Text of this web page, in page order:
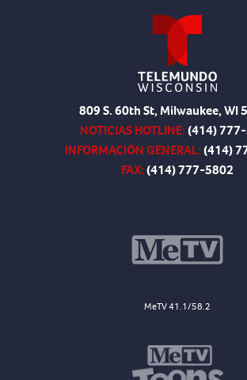
809 S. 60th St, Milwaukee, WI
NOTICIAS HOTLINE:(414)
INFORMACIÓN GENERAL:(414)
FAX:(414) 777-5802
MeTV 41.1/58.2